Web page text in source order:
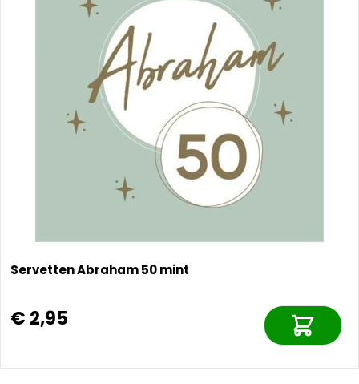
Servetten Abraham 50 mint
€ 2,95